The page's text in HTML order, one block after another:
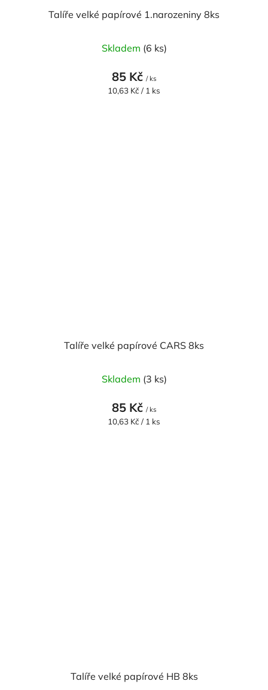
Talíře velké papírové 1.narozeniny 8ks
Skladem (6 ks)
85 Kč / ks
Měrná
10,63 Kč / 1 ks
Talíře velké papírové CARS 8ks
Skladem (3 ks)
85 Kč / ks
Měrná
10,63 Kč / 1 ks
Talíře velké papírové HB 8ks